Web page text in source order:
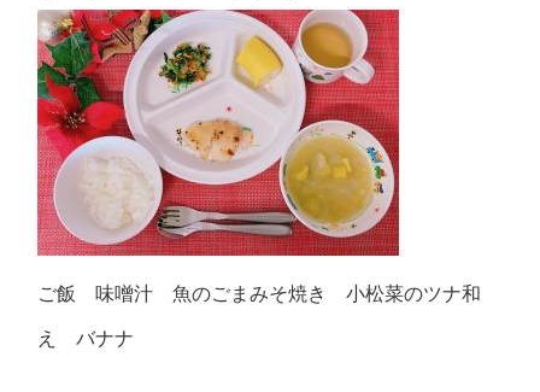
ご飯 味噌汁 魚のごまみそ焼き 小松菜のツナ和
え バナナ